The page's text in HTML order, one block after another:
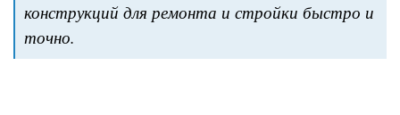
конструкций для ремонта и стройки быстро и
точно.